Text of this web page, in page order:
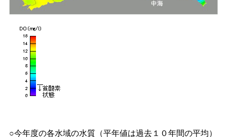
○今年度の各水域の水質（平年値は過去１０年間の平均）